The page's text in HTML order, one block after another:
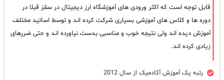
قابل توجه است که اکثر ورودی های آموزشگاه ارز دیجیتال در سقز قبلا در
دوره ها و کلاس های آموزشی بسیاری شرکت کرده اند و توسط اساتید مختلف
آموزش دیده اند ولی نتیجه خوب و مناسبی بدست نیاورده اند و حتی ضررهای
زیادی کرده اند.
رتبه یک آموزش آکادمیک از سال 2012